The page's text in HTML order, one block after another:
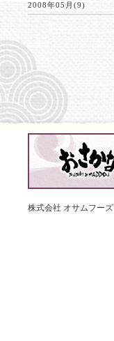
2008年05月(9)
株式会社 オサムフーズ